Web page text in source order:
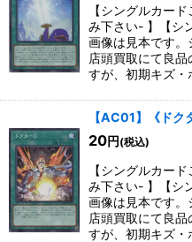
【シングルカー
み下さい- 】【シ
画像は見本です。
店頭買取にて良
すが、初期キズ
【AC01】《ドク
20円 (税込)
【シングルカー
み下さい- 】【シ
画像は見本です。
店頭買取にて良
すが、初期キズ